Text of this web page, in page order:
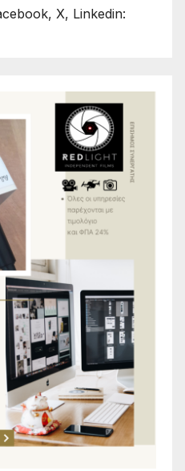
X, Linkedin: